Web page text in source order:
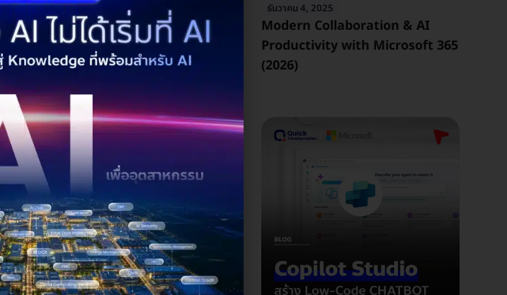
กุมภาพันธ์ 3, 2026
Microsoft Security คืออะไร?
โซลูชันความปลอดภัยสำหรับ SMEs ปี
2026 บน M365 Business
Premium
ธันวาคม 4, 2025
Modern Collaboration & AI
Productivity with Microsoft 365
(2026)